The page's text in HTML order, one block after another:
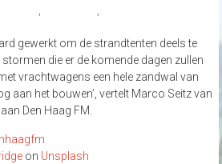
, ,
gewerkt om de strandtenten deels te
die er de komende dagen zullen
vrachtwagens een hele zandwal van
aan het bouwen’, vertelt Marco Seitz van
Den Haag FM.
on Unsplash